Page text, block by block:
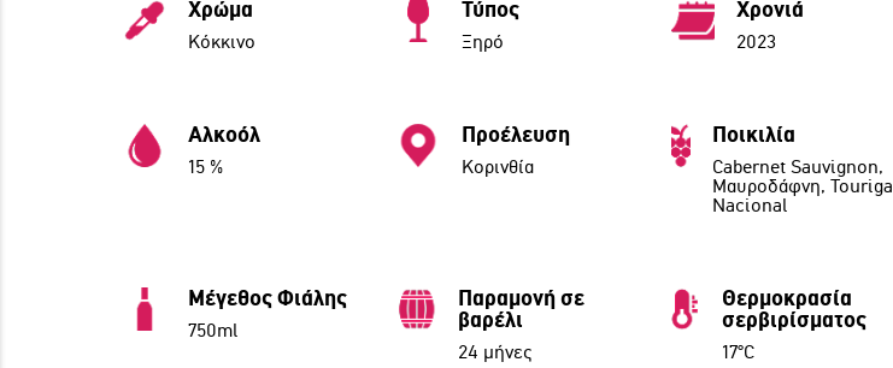
Χρώμα
Kόκκινο
Τύπος
Ξηρό
Χρονιά
2023
Αλκοόλ
15 %
Προέλευση
Κορινθία
Ποικιλία
Cabernet Sauvignon,
Μαυροδάφνη, Touriga
Nacional
Μέγεθος Φιάλης
750ml
Παραμονή σε
βαρέλι
24 μήνες
Θερμοκρασία
σερβιρίσματος
17°C